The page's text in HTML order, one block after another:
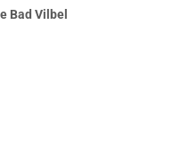
Bad Vilbel